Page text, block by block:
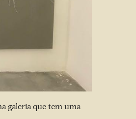
galeria que tem uma